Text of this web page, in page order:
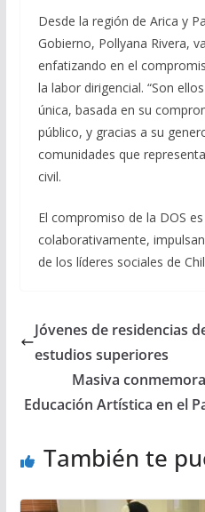
Desde la región de Arica y
Gobierno, Pollyana Rivera,
enfatizando en el
la labor dirigencial. “Son
única, basada en su
público, y gracias a su
comunidades que
civil.
El compromiso de la DOS
colaborativamente,
de los líderes sociales de
Jóvenes de residencias
estudios superiores
Masiva
Educación Artística en el
También te